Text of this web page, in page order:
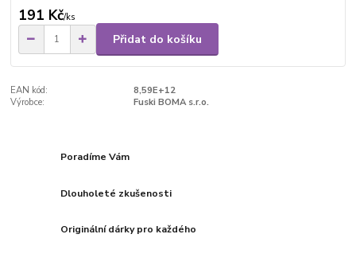
191 Kč/ks
Přidat do košíku
EAN kód:
8,59E+12
Výrobce:
Fuski BOMA s.r.o.
Poradíme Vám
Dlouholeté zkušenosti
Originální dárky pro každého